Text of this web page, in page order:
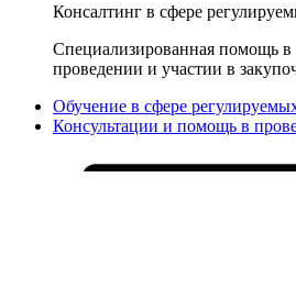
Консалтинг в сфере
Специализированная помощь в
проведении и участии в
Обучение в сфере
Консультации и помощь в